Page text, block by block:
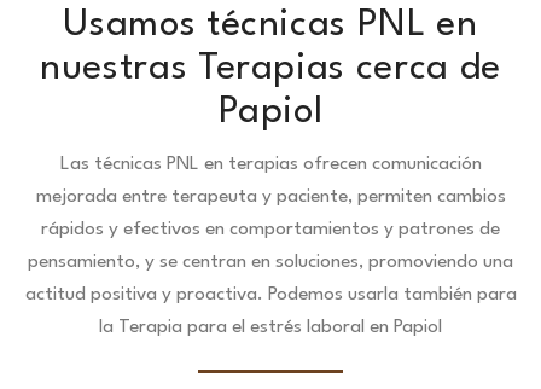
Usamos técnicas PNL en
nuestras Terapias cerca de
Papiol
Las técnicas PNL en terapias ofrecen comunicación
mejorada entre terapeuta y paciente, permiten cambios
rápidos y efectivos en comportamientos y patrones de
pensamiento, y se centran en soluciones, promoviendo una
actitud positiva y proactiva. Podemos usarla también para
la Terapia para el estrés laboral en Papiol